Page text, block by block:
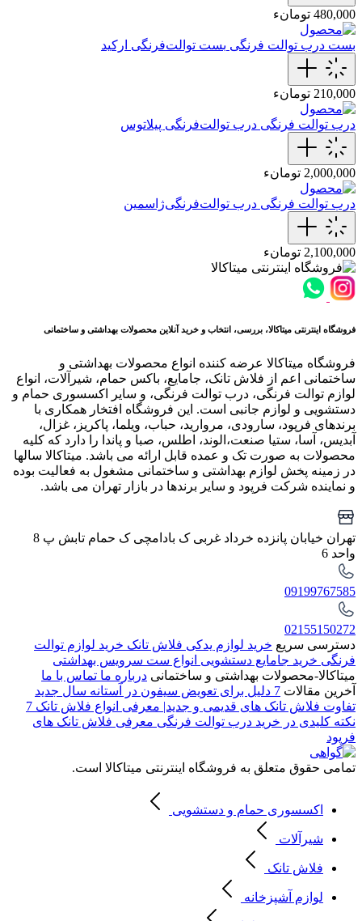
480,000 تومانء
بست درب توالت فرنگی بست توالت‌فرنگی‌ ارکید
210,000 تومانء
درب توالت فرنگی درب توالت‌فرنگی‌ پیلاتوس
2,000,000 تومانء
درب توالت فرنگی درب توالت‌فرنگی‌ژاسمین
2,100,000 تومانء
فروشگاه اینترنتی میتاکالا، بررسی، انتخاب و خرید آنلاین محصولات بهداشتی و ساختمانی
فروشگاه میتاکالا عرضه کننده انواع محصولات بهداشتی و
ساختمانی اعم از فلاش تانک، جامایع، باکس حمام، شیرآلات، انواع
لوازم توالت فرنگی، درب توالت فرنگی، و سایر اکسسوری حمام و
دستشویی و لوازم جانبی است. این فروشگاه افتخار همکاری با
برندهای فرپود، سارودی، مروارید، حباب، ویلما، پاکریز، غزال،
آبدیس، آسا، ستیا صنعت،الوند، اطلس، صبا و پاندا را دارد که کلیه
محصولات به صورت تک و عمده قابل ارائه می باشد. میتاکالا سالها
در زمینه پخش لوازم بهداشتی و ساختمانی مشغول به فعالیت بوده
و نماینده شرکت فرپود و سایر برندها در بازار تهران می باشد.
تهران خیابان پانزده خرداد غربی ک بادامچی ک حمام تابش پ 8
واحد 6
09199767585
02155150272
دسترسی سریع خرید لوازم یدکی فلاش تانک خرید لوازم توالت
فرنگی خرید جامایع دستشویی انواع ست سرویس بهداشتی
میتاکالا-محصولات بهداشتی و ساختمانی درباره ما تماس با ما
آخرین مقالات 7 دلیل برای تعویض سیفون در آستانه سال جدید
تفاوت فلاش تانک های قدیمی و جدید| معرفی انواع فلاش تانک 7
نکته کلیدی در خرید درب توالت فرنگی معرفی فلاش تانک های
فرپود
تمامی حقوق متعلق به فروشگاه اینترنتی میتاکالا است.
اکسسوری حمام و دستشویی
شیرآلات
فلاش تانک
لوازم آشپزخانه